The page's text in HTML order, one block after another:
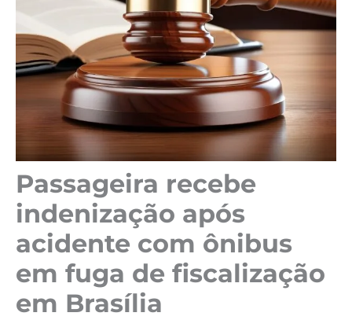
Passageira recebe
indenização após
acidente com ônibus
em fuga de fiscalização
em Brasília